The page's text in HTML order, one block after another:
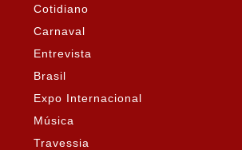
Cotidiano
Carnaval
Entrevista
Brasil
Expo Internacional
Música
Travessia